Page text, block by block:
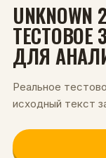
UNKNOWN
ТЕСТОВОЕ
ДЛЯ
Реальное
исходный текст